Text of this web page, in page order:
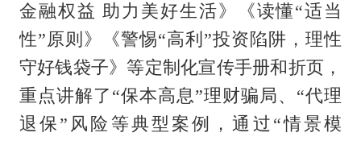
金融权益 助力美好生活》《读懂“适当
性”原则》《警惕“高利”投资陷阱，理性
守好钱袋子》等定制化宣传手册和折页，
重点讲解了“保本高息”理财骗局、“代理
退保”风险等典型案例，通过“情景模